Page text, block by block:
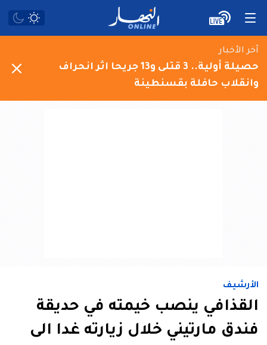
آخر الأخبار
حصيلة أولية.. 3 قتلى و13 جريحا اثر انحراف
وانقلاب حافلة بقسنطينة
الأرشيف
القذافي ينصب خيمته في حديقة
فندق مارتيني خلال زيارته غدا الى